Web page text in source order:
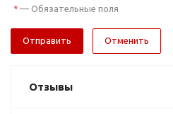
* — Обязательные поля
Отменить
Отзывы